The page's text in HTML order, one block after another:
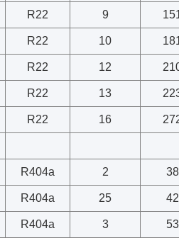
R22 9
R22 10
R22 12
R22 13
R22 16
R404a 2
R404a 25
R404a 3